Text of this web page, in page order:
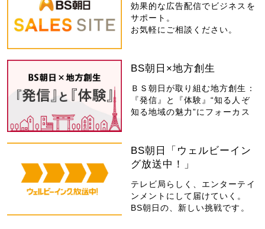
効果的な広告配信でビジネスを
サポート。
お気軽にご相談ください。
BS朝日×地方創生
ＢＳ朝日が取り組む地方創生：
『発信』と『体験』“知る人ぞ
知る地域の魅力”にフォーカス
BS朝日「ウェルビーイン
グ放送中！」
テレビ局らしく、エンターテイ
ンメントにして届けていく。
BS朝日の、新しい挑戦です。